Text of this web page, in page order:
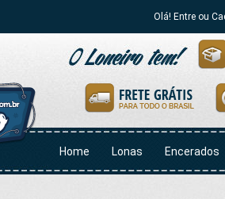
Olá! Entre ou
Home Lonas Encerados